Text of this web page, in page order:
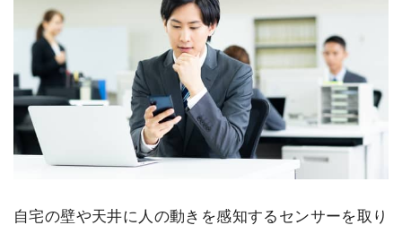
自宅の壁や天井に人の動きを感知するセンサーを取り